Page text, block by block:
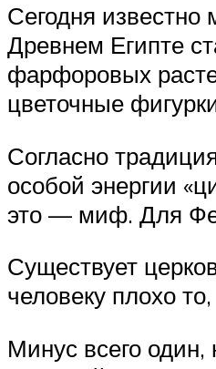
Сегодня известно
Древнем Египте
фарфоровых
цветочные
Согласно
особой энергии
это — миф. Для
Существует
человеку плохо
Минус всего